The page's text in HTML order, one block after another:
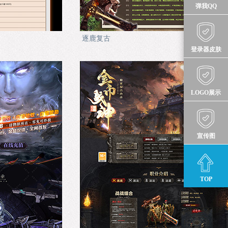
逐鹿复古
弹我QQ
登录器皮肤
LOGO展示
宣传图
TOP